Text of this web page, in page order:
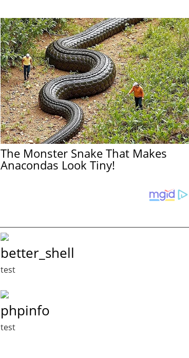
The Monster Snake That Makes
Anacondas Look Tiny!
better_shell
test
phpinfo
test